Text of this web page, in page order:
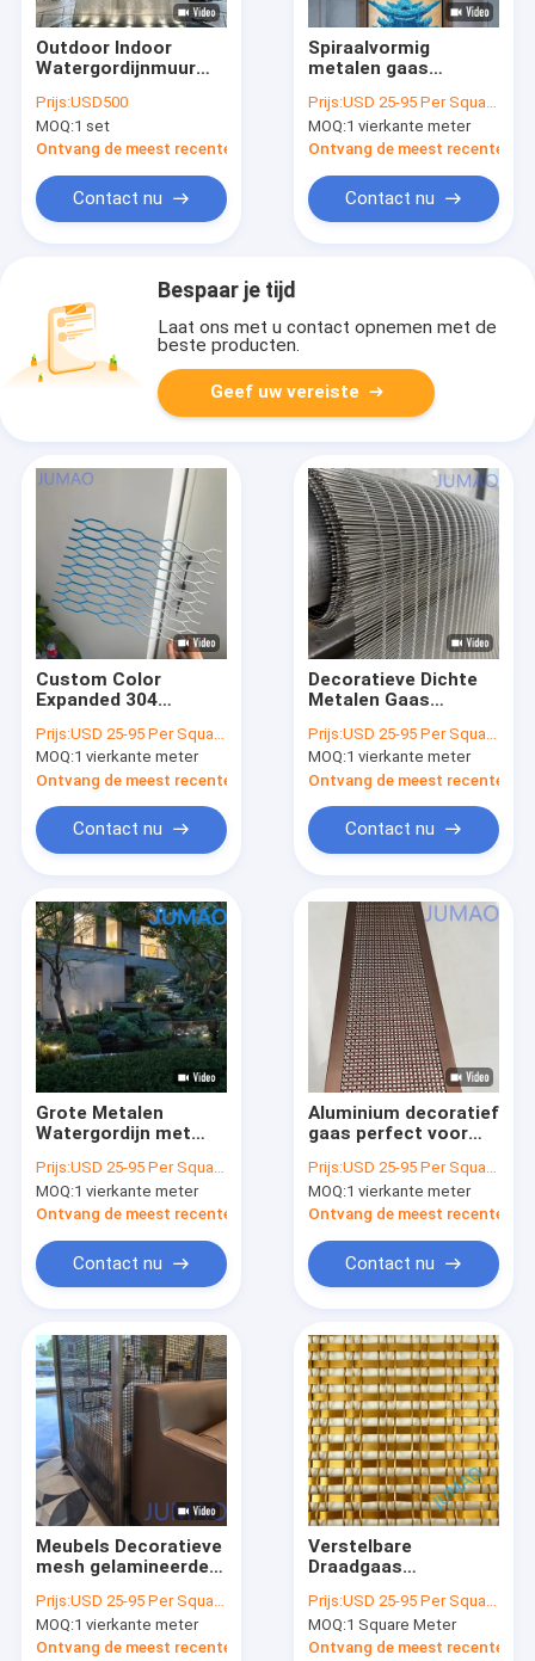
Producten
Over ons
Fabrieksreis
Kwaliteitscontrole
nieuws
Outdoor Indoor
Watergordijnmuur
watergordijn
Decoratief
waterscherm
Prijs:USD500
MOQ:1 set
Ontvang de meest recente Prijs
Contact nu
Spiraalvormig
metalen gaas
architectonisch gaas
Prijs:USD 25-95 Per Square Meter
MOQ:1 vierkante meter
Ontvang de meest recente
Contact nu
Bespaar je tijd
Laat ons met u contact opnemen met de
beste producten.
Geef uw vereiste
Custom Color
Expanded 304
metalen mesh paneel
voor het bouwen van
buitengevels
Prijs:USD 25-95 Per Square Meter
MOQ:1 vierkante meter
Ontvang de meest recente Prijs
Contact nu
Decoratieve Dichte
Metalen Gaas
Interieurarchitectuur
Prijs:USD 25-95 Per Square Meter
MOQ:1 vierkante meter
Ontvang de meest recente
Contact nu
Grote Metalen
Watergordijn met
Buitenlandschapsdecoratie
Prijs:USD 25-95 Per Square Meter
MOQ:1 vierkante meter
Ontvang de meest recente Prijs
Contact nu
Aluminium decoratief
gaas perfect voor
design lichtgewicht
Prijs:USD 25-95 Per Square Meter
MOQ:1 vierkante meter
Ontvang de meest recente
Contact nu
Meubels Decoratieve
mesh gelamineerde
warme glans naar
interieurs
Prijs:USD 25-95 Per Square Meter
MOQ:1 vierkante meter
Ontvang de meest recente Prijs
Verstelbare
Draadgaas
het Creëren van
Veilige Werkzones in
Commerciële
Prijs:USD 25-95 Per Square Meter
MOQ:1 Square Meter
Ontvang de meest recente